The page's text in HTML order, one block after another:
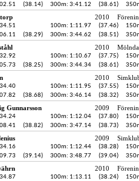
(38.14) 300m: 3:41.12 (38.61)
2010
100m: 1:11.97 (37.46)
(38.29) 300m: 3:44.62 (38.51)
2010
100m: 1:10.67 (37.75)
(38.25) 300m: 3:44.34 (38.61)
2010
100m: 1:11.95 (37.55)
(38.68) 300m: 3:46.14 (38.32)
Gunnarsson 2009
100m: 1:12.04 (37.80)
(38.82) 300m: 3:47.14 (38.73)
2009
100m: 1:12.44 (38.28)
(39.14) 300m: 3:48.77 (39.04)
2010
100m: 1:13.11 (38.24)